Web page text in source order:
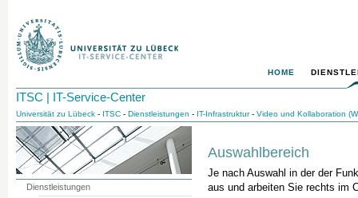
HOME
ITSC | IT-Service-Center
Universität zu Lübeck - ITSC - Dienstleistungen - IT-Infrastruktur- Video und Kollaboration
Auswahlbereich
Je nach Auswahl in der der
aus und arbeiten Sie rechts im
Dienstleistungen